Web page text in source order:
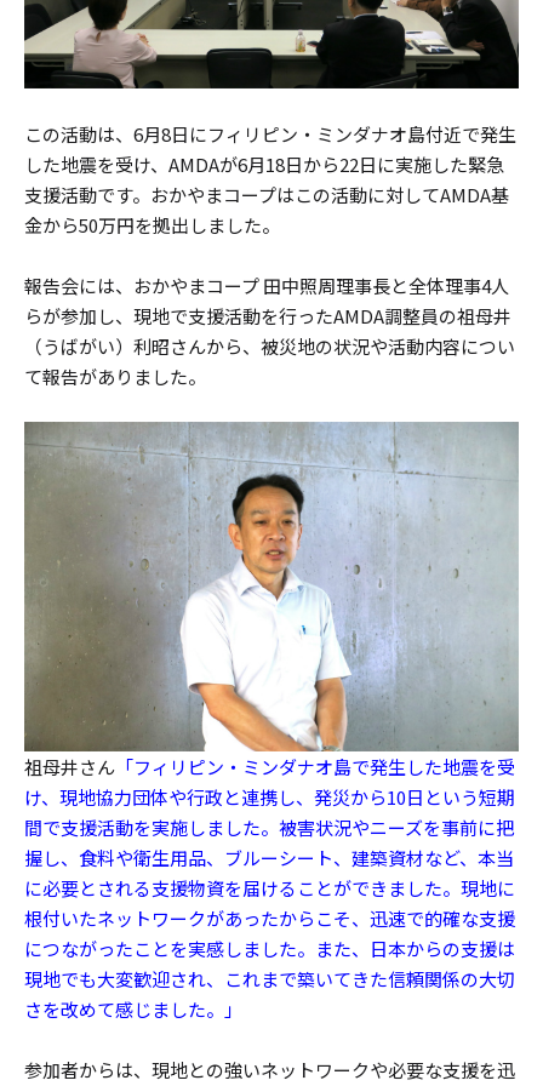
この活動は、6月8日にフィリピン・ミンダナオ島付近で発生
した地震を受け、AMDAが6月18日から22日に実施した緊急
支援活動です。おかやまコープはこの活動に対してAMDA基
金から50万円を拠出しました。
報告会には、おかやまコープ 田中照周理事長と全体理事4人
らが参加し、現地で支援活動を行ったAMDA調整員の祖母井
（うばがい）利昭さんから、被災地の状況や活動内容につい
て報告がありました。
祖母井さん 「フィリピン・ミンダナオ島で発生した地震を受
け、現地協力団体や行政と連携し、発災から10日という短期
間で支援活動を実施しました。被害状況やニーズを事前に把
握し、食料や衛生用品、ブルーシート、建築資材など、本当
に必要とされる支援物資を届けることができました。現地に
根付いたネットワークがあったからこそ、迅速で的確な支援
につながったことを実感しました。また、日本からの支援は
現地でも大変歓迎され、これまで築いてきた信頼関係の大切
さを改めて感じました。」
参加者からは、現地との強いネットワークや必要な支援を迅